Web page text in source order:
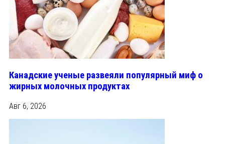
Канадские ученые развеяли популярный миф о
жирных молочных продуктах
Авг 6, 2026